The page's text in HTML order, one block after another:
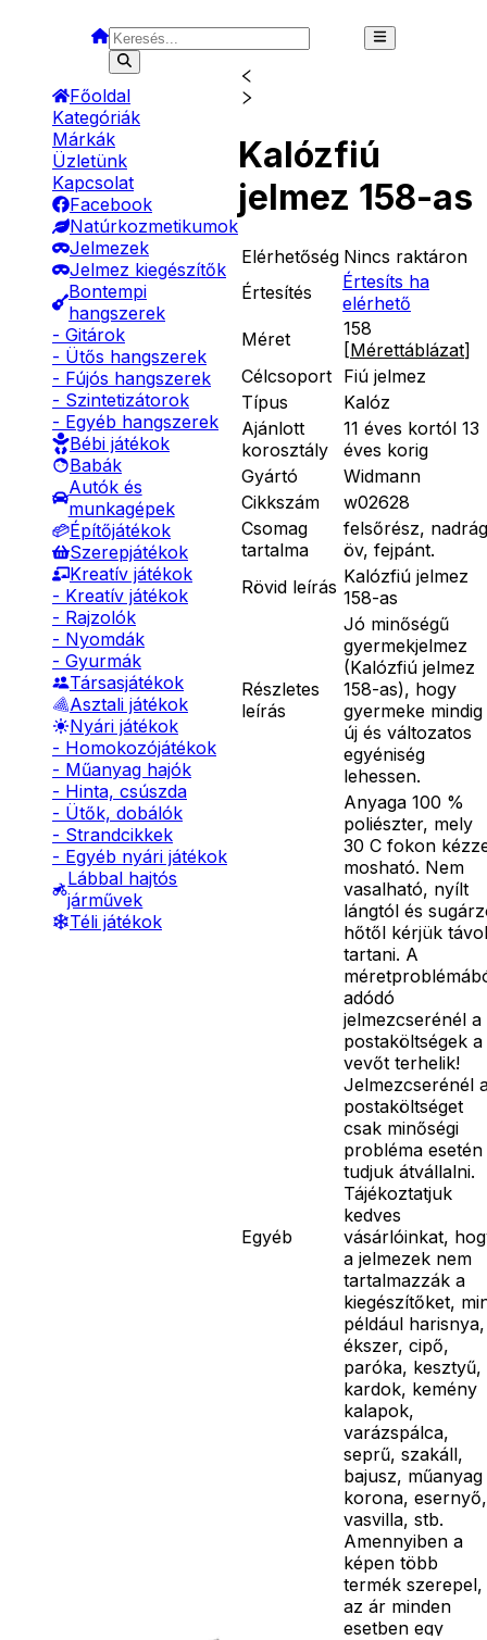
Főoldal
Kategóriák
Márkák
Üzletünk
Kapcsolat
Facebook
Natúrkozmetikumok
Jelmezek
Jelmez kiegészítők
Bontempi
hangszerek
- Gitárok
- Ütős hangszerek
- Fújós hangszerek
- Szintetizátorok
- Egyéb hangszerek
Bébi játékok
Babák
Autók és
munkagépek
Építőjátékok
Szerepjátékok
Kreatív játékok
- Kreatív játékok
- Rajzolók
- Nyomdák
- Gyurmák
Társasjátékok
Asztali játékok
Nyári játékok
- Homokozójátékok
- Műanyag hajók
- Hinta, csúszda
- Ütők, dobálók
- Strandcikkek
- Egyéb nyári játékok
Lábbal hajtós
járművek
Téli játékok
Kalózfiú
jelmez 158-as
Elérhetőség Nincs raktáron
Értesítés
Értesíts ha
elérhető
Méret
158
[Mérettáblázat]
Célcsoport Fiú jelmez
Típus
Kalóz
Ajánlott
korosztály
11 éves kortól 13
éves korig
Gyártó
Widmann
Cikkszám
w02628
Csomag
tartalma
felsőrész,
öv, fejpánt.
Rövid leírás Kalózfiú jelmez
158-as
Részletes
leírás
Jó minőségű
gyermekjelmez
(Kalózfiú jelmez
158-as), hogy
gyermeke mindig
új és változatos
egyéniség
lehessen.
Egyéb
Anyaga 100 %
poliészter, mely
30 C fokon
mosható. Nem
vasalható, nyílt
lángtól és
hőtől kérjük távol
tartani. A
adódó
jelmezcserénél a
postaköltségek a
vevőt terhelik!
Jelmezcserénél
postaköltséget
csak minőségi
probléma esetén
tudjuk átvállalni.
Tájékoztatjuk
kedves
vásárlóinkat,
a jelmezek nem
tartalmazzák a
kiegészítőket,
például harisnya,
ékszer, cipő,
paróka, kesztyű,
kardok, kemény
kalapok,
varázspálca,
seprű, szakáll,
bajusz, műanyag
korona, esernyő,
vasvilla, stb.
Amennyiben a
képen több
termék szerepel,
az ár minden
esetben egy